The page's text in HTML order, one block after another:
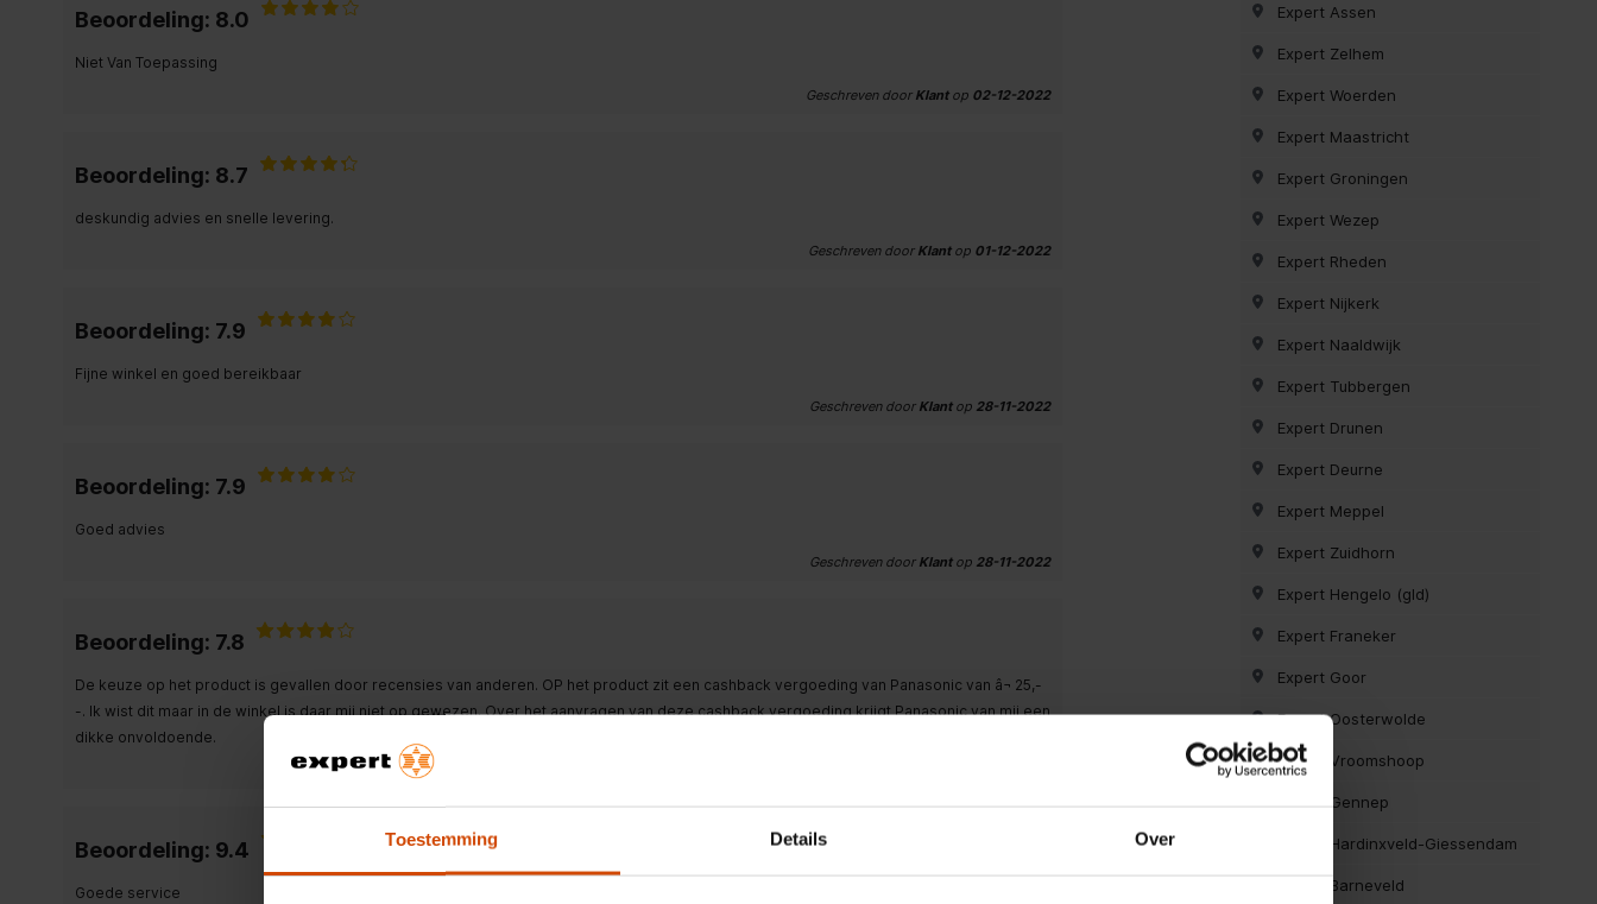
Toestemming Details Over
Beoordeling: 8.0
Niet Van Toepassing
Geschreven door Klantop 02-12-2022
Beoordeling: 8.7
deskundig advies en snelle levering.
Geschreven door Klantop 01-12-2022
Beoordeling: 7.9
Fijne winkel en goed bereikbaar
Geschreven door Klantop 28-11-2022
Beoordeling: 7.9
Goed advies
Geschreven door Klantop 28-11-2022
Beoordeling: 7.8
De keuze op het product is gevallen door recensies van anderen. OP het product zit een cashback vergoeding van Panasonic van â¬ 25,-
-. Ik wist dit maar in de winkel is daar mij niet op gewezen. Over het aanvragen van deze cashback vergoeding krijgt Panasonic van mij een
dikke onvoldoende.
Beoordeling: 9.4
Goede service
Expert Assen
Expert Zelhem
Expert Woerden
Expert Maastricht
Expert Groningen
Expert Wezep
Expert Rheden
Expert Nijkerk
Expert Naaldwijk
Expert Tubbergen
Expert Drunen
Expert Deurne
Expert Meppel
Expert Zuidhorn
Expert Hengelo (gld)
Expert Franeker
Expert Goor
Expert Oosterwolde
Expert Vroomshoop
Expert Gennep
Expert Hardinxveld-Giessendam
Expert Barneveld